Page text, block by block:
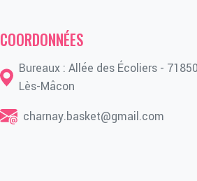
COORDONNÉES
Bureaux : Allée des Écoliers -
Lès-Mâcon
charnay.basket@gmail.com